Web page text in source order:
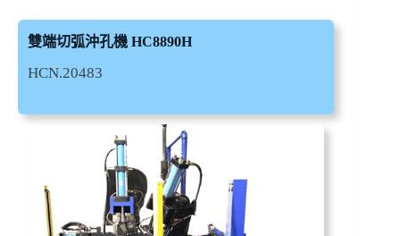
雙端切弧沖孔機 HC8890H
HCN.20483